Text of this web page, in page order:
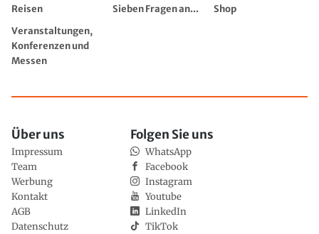
Reisen
Sieben Fragen an...
Shop
Veranstaltungen,
Konferenzen und
Messen
Über uns
Impressum
Team
Werbung
Kontakt
AGB
Datenschutz
Folgen Sie uns
WhatsApp
Facebook
Instagram
Youtube
LinkedIn
TikTok